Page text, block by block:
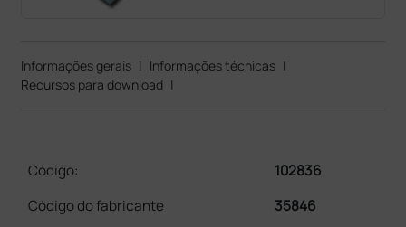
Informações gerais | Informações técnicas |
Recursos para download |
Código:
102836
Código do fabricante
35846